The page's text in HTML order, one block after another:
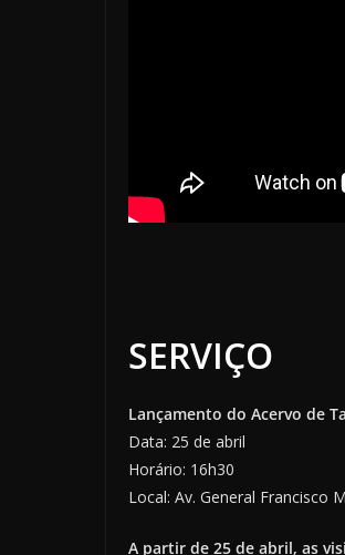
SERVIÇO
Lançamento do Acervo de
Data: 25 de abril
Horário: 16h30
Local: Av. General Francisco
A partir de 25 de abril, as